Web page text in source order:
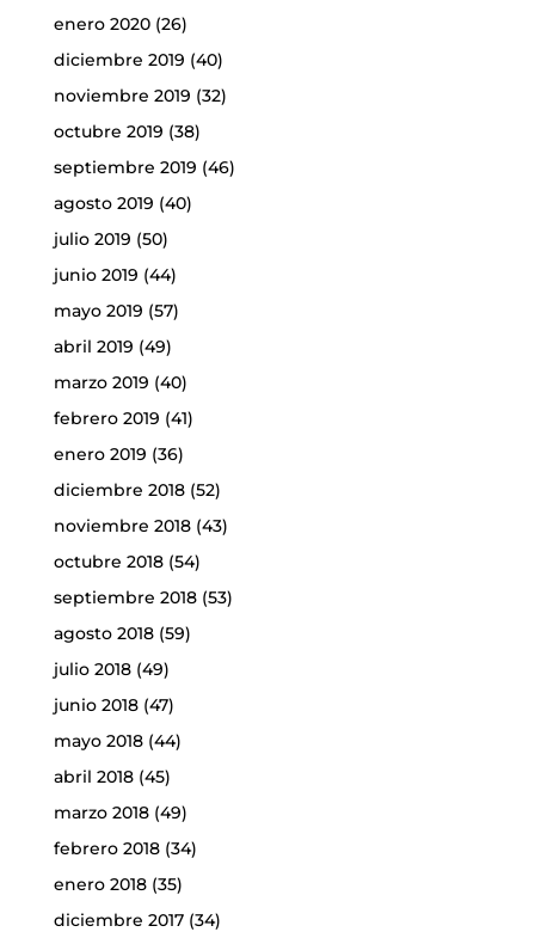
enero 2020(26)
diciembre 2019 (40)
noviembre 2019 (32)
octubre 2019 (38)
septiembre 2019 (46)
agosto 2019 (40)
julio 2019 (50)
junio 2019 (44)
mayo 2019 (57)
abril 2019 (49)
marzo 2019 (40)
febrero 2019 (41)
enero 2019 (36)
diciembre 2018(52)
noviembre 2018(43)
octubre 2018(54)
septiembre 2018(53)
agosto 2018(59)
julio 2018(49)
junio 2018(47)
mayo 2018(44)
abril 2018(45)
marzo 2018(49)
febrero 2018(34)
enero 2018(35)
diciembre 2017(34)